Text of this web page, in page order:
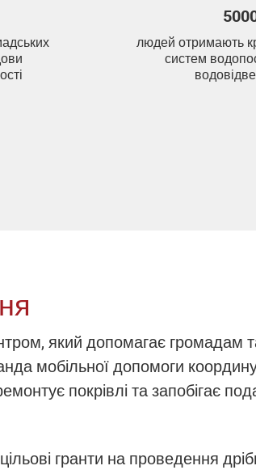
людей отримають
систем
який допомагає громадам
мобільної допомоги
покрівлі та запобігає
гранти на проведення